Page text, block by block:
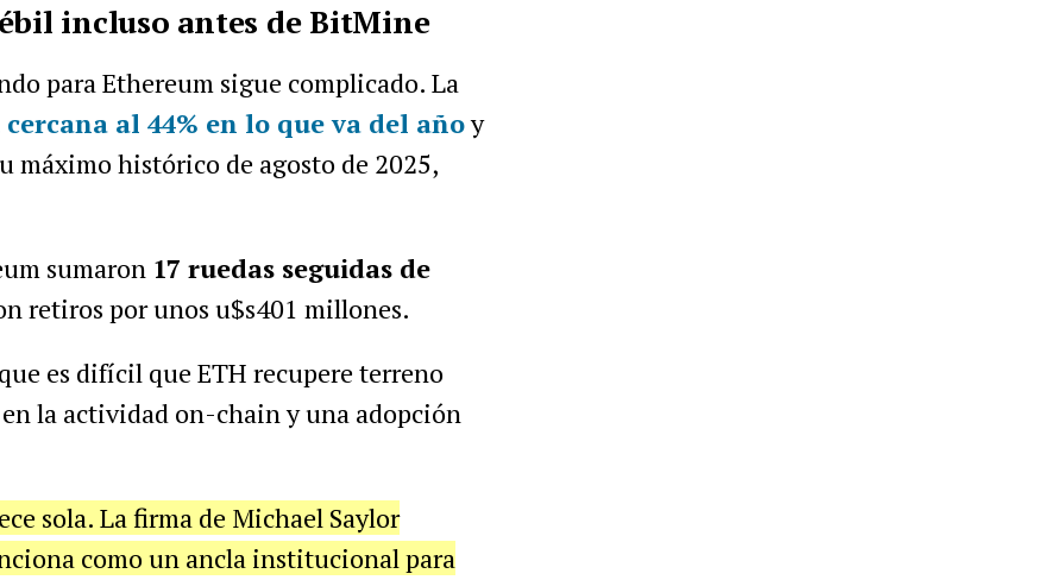
incluso antes de BitMine
para Ethereum sigue complicado. La
al 44% en lo que va del añoy
máximo histórico de agosto de 2025,
sumaron 17 ruedas seguidas de
retiros por unos u$s401 millones.
es difícil que ETH recupere terreno
la actividad on-chain y una adopción
sola. La firma de Michael Saylor
como un ancla institucional para